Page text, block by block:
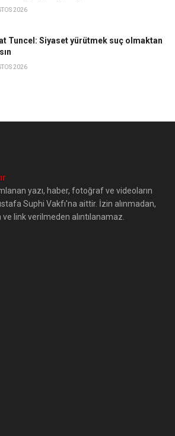
2026
Tuncel: Siyaset yürütmek suç olmaktan
2026
yazı, haber, fotoğraf ve videoların
Suphi Vakfı'na aittir. İzin alınmadan,
link verilmeden alıntılanamaz.